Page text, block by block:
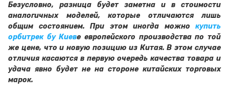
Безусловно, разница будет заметна и в стоимости
аналогичных моделей, которые отличаются лишь
общим состоянием. При этом иногда можно купить
орбитрек бу Киеве европейского производства по той
же цене, что и новую позицию из Китая. В этом случае
отличия касаются в первую очередь качества товара и
удача явно будет не на стороне китайских торговых
марок.